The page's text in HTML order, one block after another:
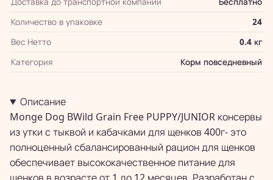
Количество в упаковке
24
Вес Нетто
0.4 кг
Категория
Корм повседневный
Описание
Monge Dog BWild Grain Free PUPPY/JUNIOR консервы
из утки с тыквой и кабачками для щенков 400г- это
полноценный сбалансированный рацион для щенков
обеспечивает высококачественное питание для